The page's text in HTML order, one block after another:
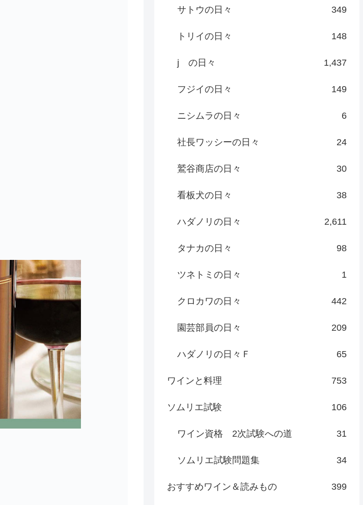
サトウの日々 349
トリイの日々 148
j の日々 1,437
フジイの日々 149
ニシムラの日々 6
社長ワッシーの日々 24
鷲谷商店の日々 30
看板犬の日々 38
ハダノリの日々 2,611
タナカの日々 98
ツネトミの日々 1
クロカワの日々 442
園芸部員の日々 209
ハダノリの日々Ｆ 65
ワインと料理 753
ソムリエ試験 106
ワイン資格 2次試験への道 31
ソムリエ試験問題集 34
おすすめワイン＆読みもの 399